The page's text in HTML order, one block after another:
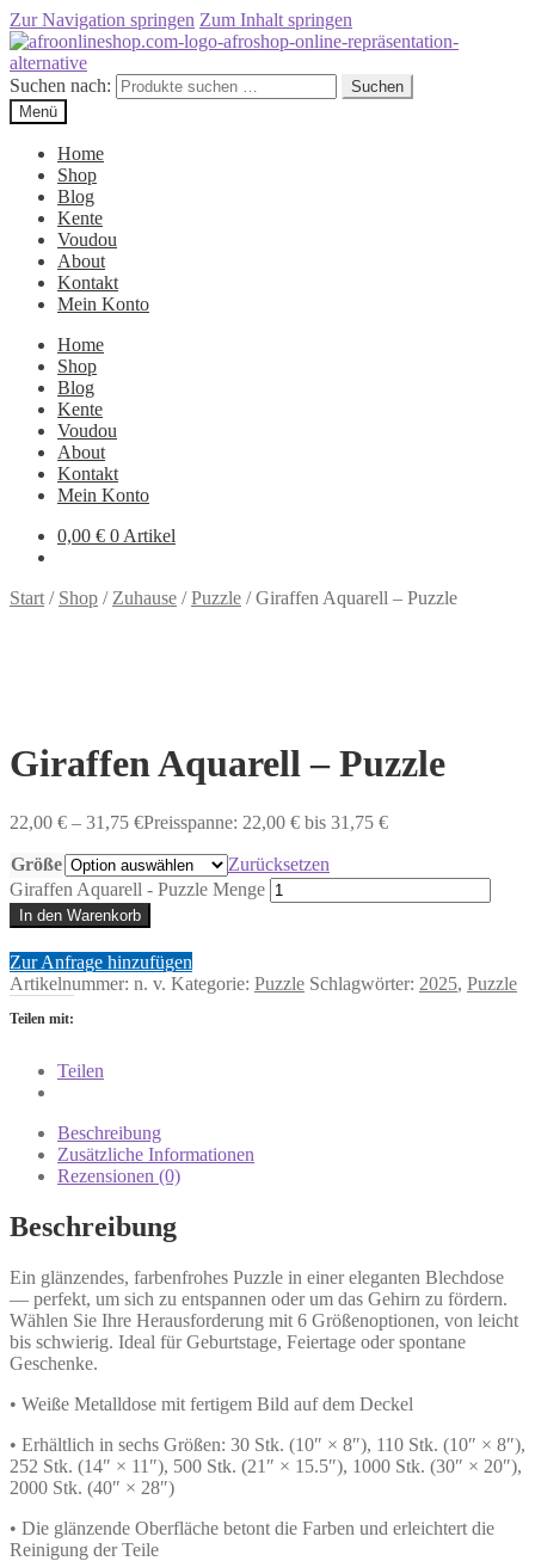
Zur Navigation springen Zum Inhalt springen
Suchen nach:
Suchen
Menü
Home
Shop
Blog
Kente
Voudou
About
Kontakt
Mein Konto
Home
Shop
Blog
Kente
Voudou
About
Kontakt
Mein Konto
0,00 € 0 Artikel
Start / Shop / Zuhause /Puzzle /Giraffen Aquarell – Puzzle
Giraffen Aquarell – Puzzle
22,00 € – 31,75 €Preisspanne: 22,00 € bis 31,75 €
Größe
Zurücksetzen
Giraffen Aquarell - Puzzle Menge
In den Warenkorb
Zur Anfrage hinzufügen
Artikelnummer: n. v. Kategorie: Puzzle Schlagwörter: 2025, Puzzle
Teilen mit:
Teilen
Beschreibung
Zusätzliche Informationen
Rezensionen (0)
Beschreibung
Ein glänzendes, farbenfrohes Puzzle in einer eleganten Blechdose
— perfekt, um sich zu entspannen oder um das Gehirn zu fördern.
Wählen Sie Ihre Herausforderung mit 6 Größenoptionen, von leicht
bis schwierig. Ideal für Geburtstage, Feiertage oder spontane
Geschenke.
• Weiße Metalldose mit fertigem Bild auf dem Deckel
• Erhältlich in sechs Größen: 30 Stk. (10″ × 8″), 110 Stk. (10″ × 8″),
252 Stk. (14″ × 11″), 500 Stk. (21″ × 15.5″), 1000 Stk. (30″ × 20″),
2000 Stk. (40″ × 28″)
• Die glänzende Oberfläche betont die Farben und erleichtert die
Reinigung der Teile